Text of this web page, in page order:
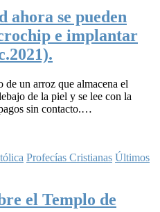
ahora se pueden
e implantar
un arroz que almacena el
de la piel y se lee con la
sin contacto.…
Profecías Cristianas Últimos
el Templo de